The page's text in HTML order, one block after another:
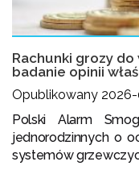
Rachunki grozy
badanie opinii
Opublikowany
Polski Alarm
jednorodzinnych o
systemów